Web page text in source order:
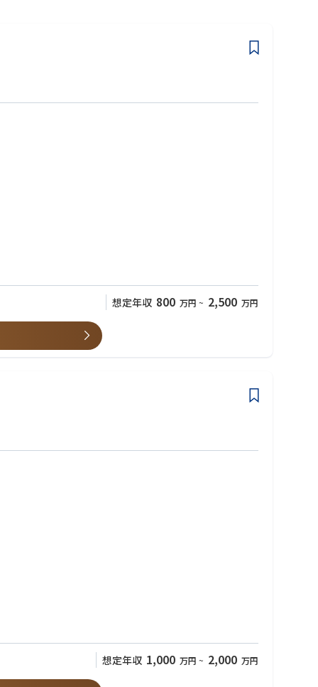
想定年収 800 万円 ~ 2,500 万円
想定年収 1,000 万円 ~ 2,000 万円